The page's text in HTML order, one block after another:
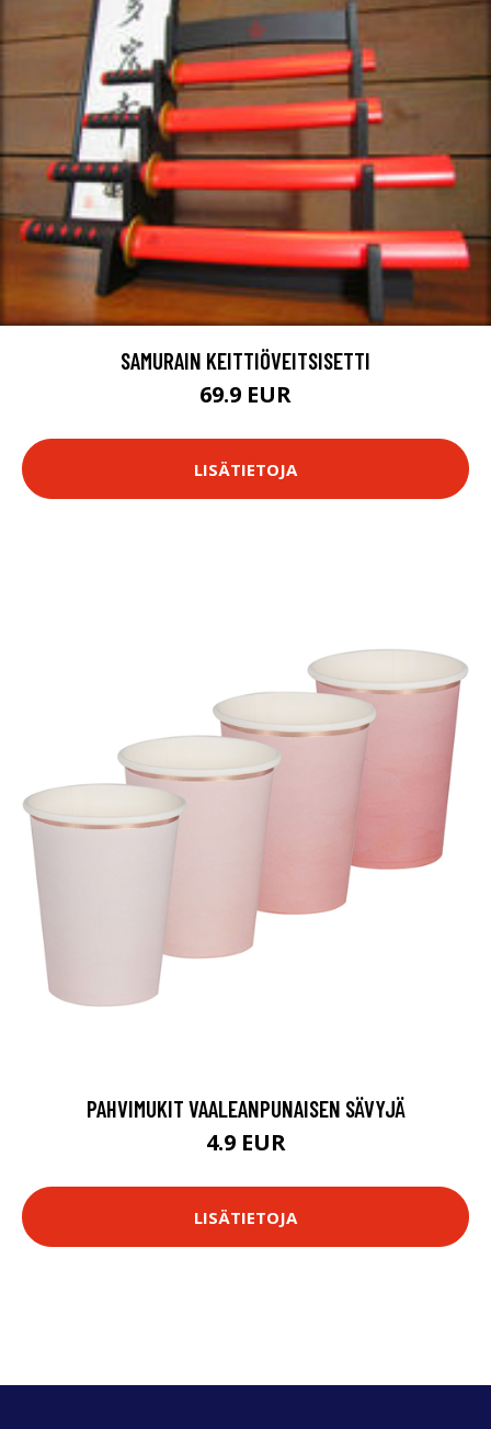
SAMURAIN KEITTIÖVEITSISETTI
69.9 EUR
LISÄTIETOJA
PAHVIMUKIT VAALEANPUNAISEN SÄVYJÄ
4.9 EUR
LISÄTIETOJA